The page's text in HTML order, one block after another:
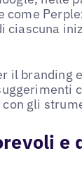
il
gli
e